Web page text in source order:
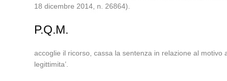
18 dicembre 2014, n. 26864).
P.Q.M.
accoglie il ricorso, cassa la sentenza in relazione al
legittimita’.